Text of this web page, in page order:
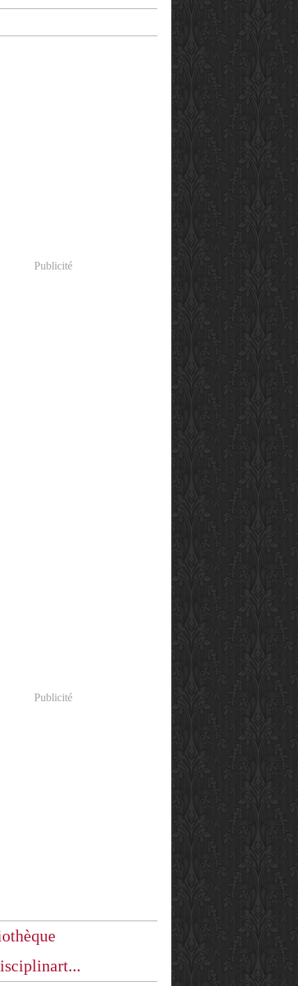
Publicité
Publicité